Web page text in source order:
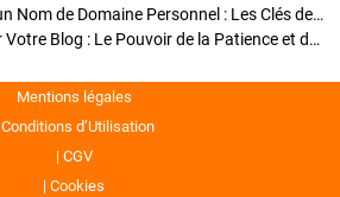
Pourquoi Investir dans un Nom de Domaine Personnel : Les Clés de la Réussite de Votre Blog
Comment Faire Émerger Votre Blog : Le Pouvoir de la Patience et de la Persévérance
Mentions légales
Conditions d’Utilisation
CGV
Cookies